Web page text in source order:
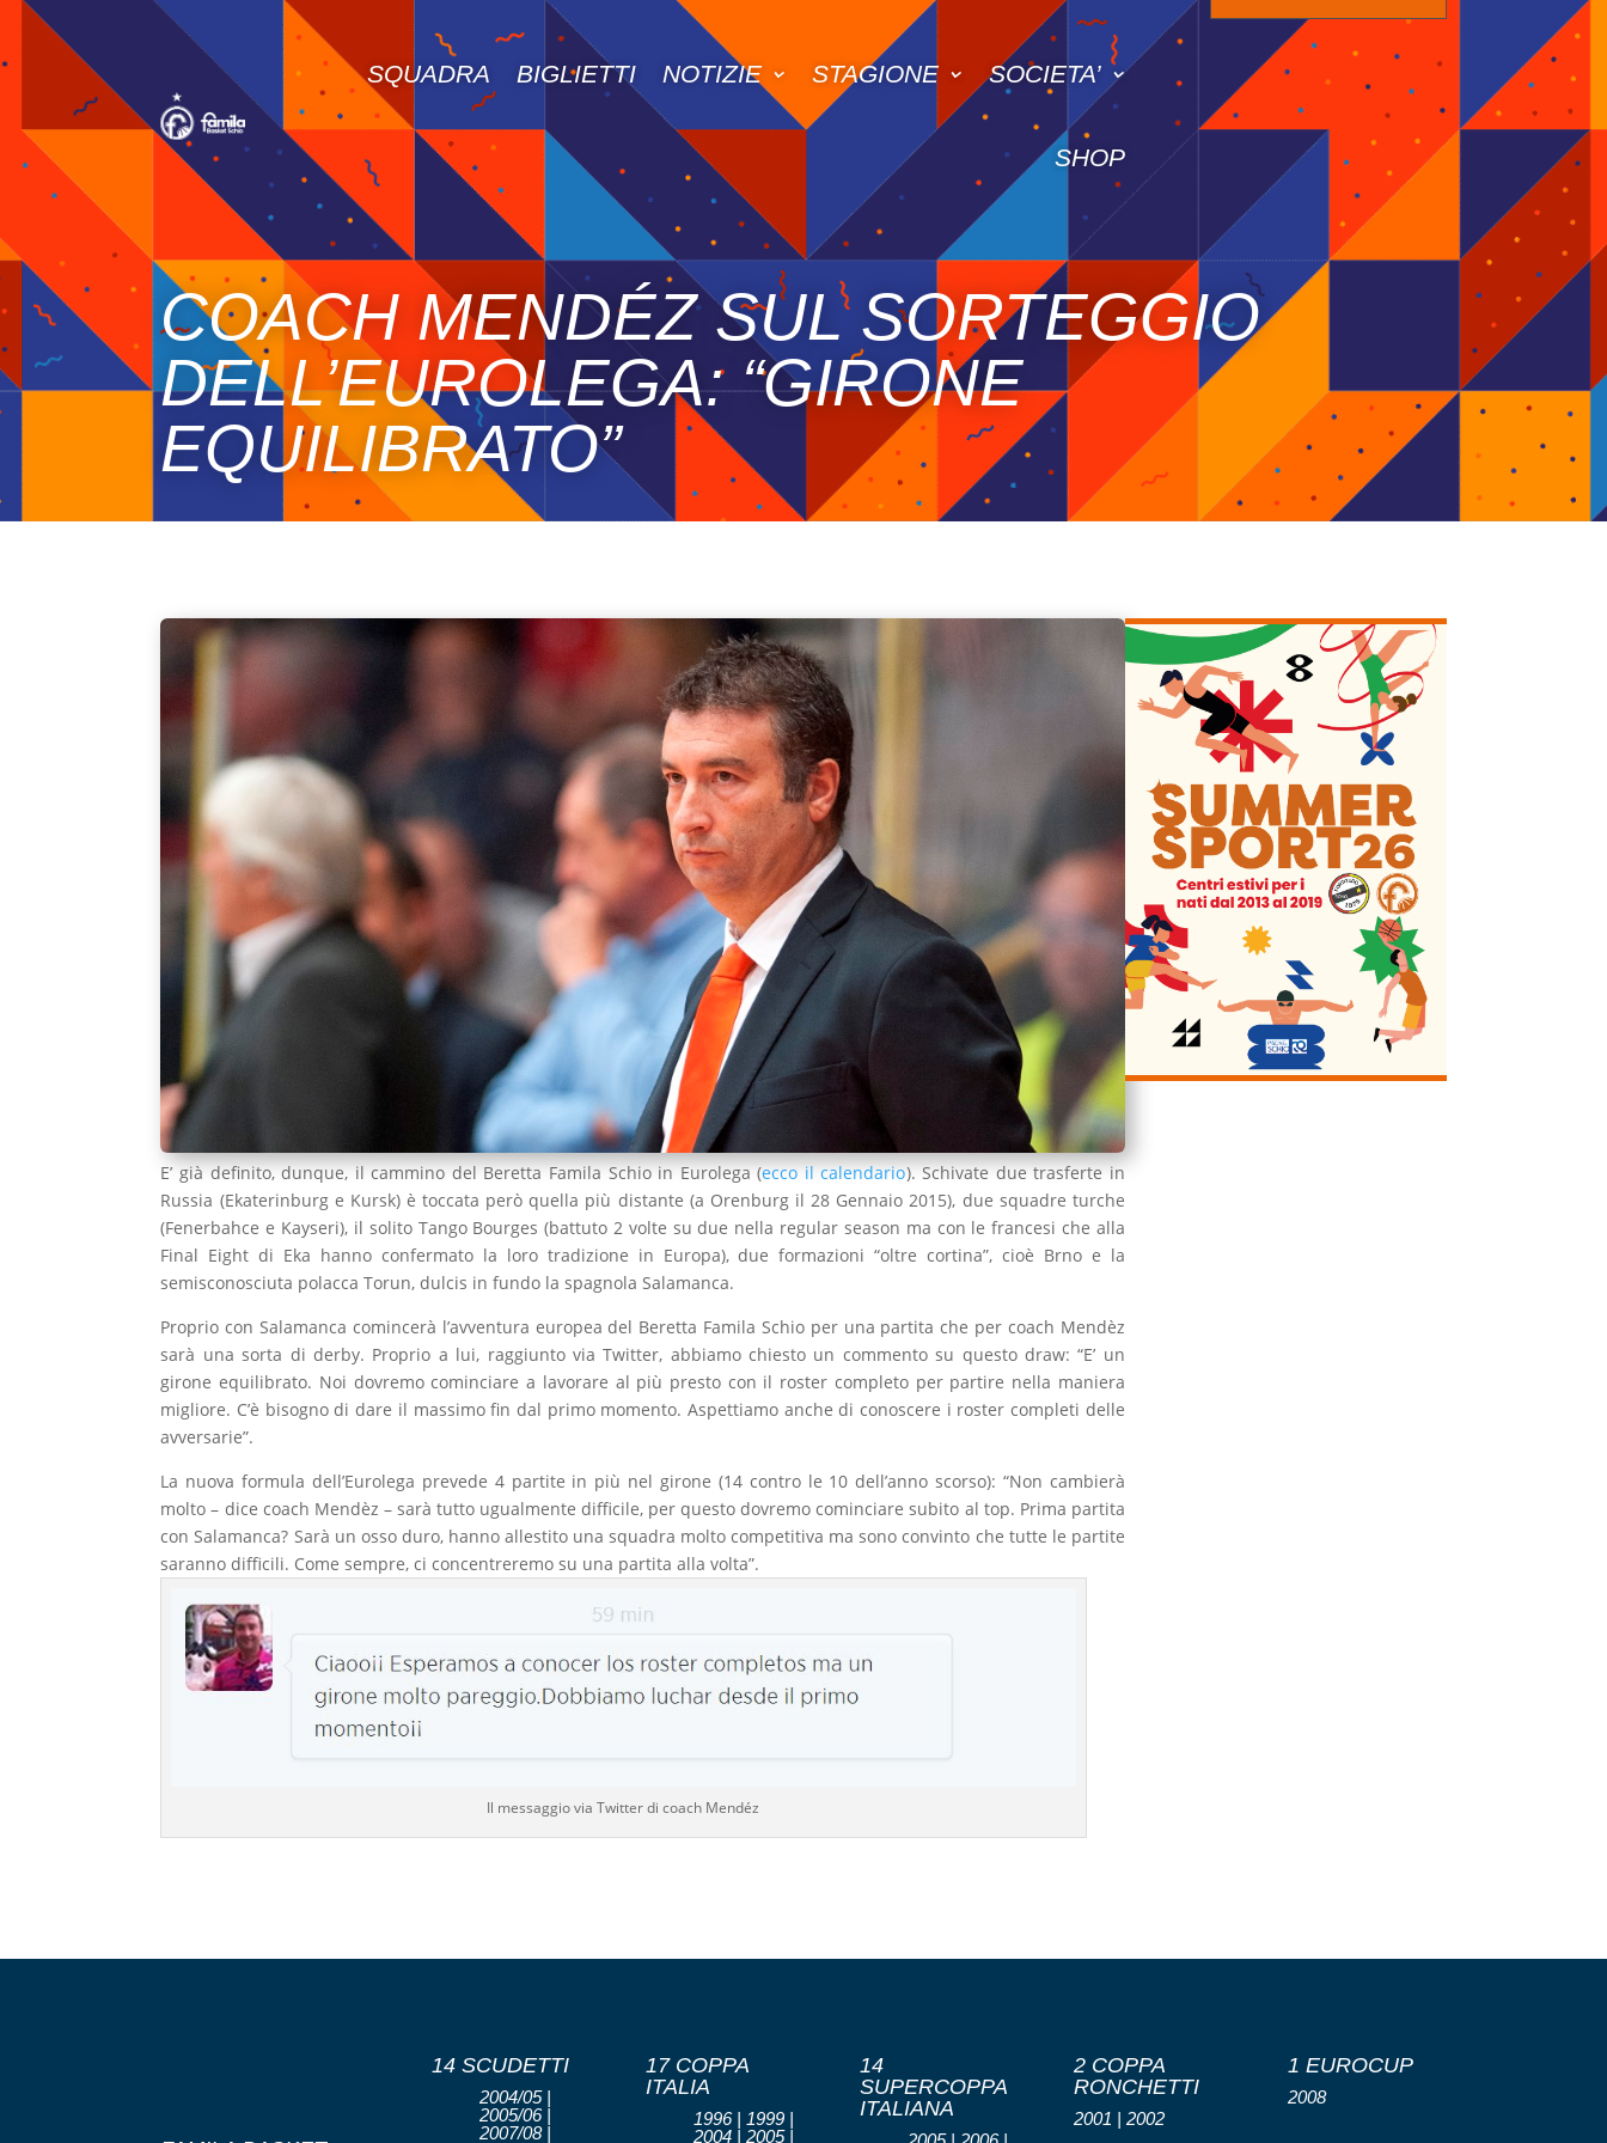
SQUADRA BIGLIETTI NOTIZIE STAGIONE SOCIETA’
SHOP
COACH MENDÉZ SUL SORTEGGIO
DELL’EUROLEGA: “GIRONE
EQUILIBRATO”
E’ già definito, dunque, il cammino del Beretta Famila Schio in Eurolega (ecco il calendario). Schivate due trasferte in
Russia (Ekaterinburg e Kursk) è toccata però quella più distante (a Orenburg il 28 Gennaio 2015), due squadre turche
(Fenerbahce e Kayseri), il solito Tango Bourges (battuto 2 volte su due nella regular season ma con le francesi che alla
Final Eight di Eka hanno confermato la loro tradizione in Europa), due formazioni “oltre cortina”, cioè Brno e la
semisconosciuta polacca Torun, dulcis in fundo la spagnola Salamanca.
Proprio con Salamanca comincerà l’avventura europea del Beretta Famila Schio per una partita che per coach Mendèz
sarà una sorta di derby. Proprio a lui, raggiunto via Twitter, abbiamo chiesto un commento su questo draw: “E’ un
girone equilibrato. Noi dovremo cominciare a lavorare al più presto con il roster completo per partire nella maniera
migliore. C’è bisogno di dare il massimo fin dal primo momento. Aspettiamo anche di conoscere i roster completi delle
avversarie”.
La nuova formula dell’Eurolega prevede 4 partite in più nel girone (14 contro le 10 dell’anno scorso): “Non cambierà
molto – dice coach Mendèz – sarà tutto ugualmente difficile, per questo dovremo cominciare subito al top. Prima partita
con Salamanca? Sarà un osso duro, hanno allestito una squadra molto competitiva ma sono convinto che tutte le partite
saranno difficili. Come sempre, ci concentreremo su una partita alla volta”.
Il messaggio via Twitter di coach Mendéz
14 SCUDETTI
2004/05 |
2005/06 |
2007/08 |
17 COPPA
ITALIA
1996 | 1999 |
2004 | 2005 |
14
SUPERCOPPA
ITALIANA
2 COPPA
RONCHETTI
2001 | 2002
1 EUROCUP
2008